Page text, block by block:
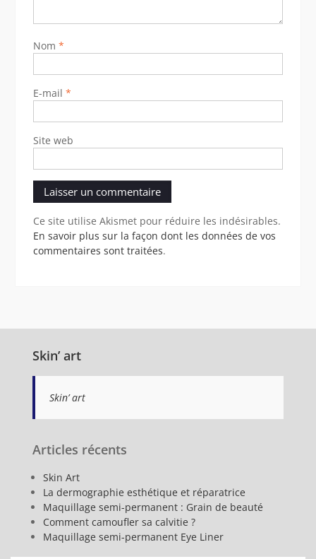
Nom *
E-mail *
Site web
Ce site utilise Akismet pour réduire les indésirables.
En savoir plus sur la façon dont les données de vos
commentaires sont traitées.
Skin’ art
Skin’ art
Articles récents
Skin Art
La dermographie esthétique et réparatrice
Maquillage semi-permanent : Grain de beauté
Comment camoufler sa calvitie ?
Maquillage semi-permanent Eye Liner